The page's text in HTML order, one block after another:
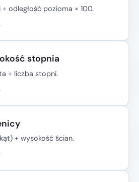
odległość pozioma × 100.
stopnia
÷ liczba stopni.
+ wysokość ścian.